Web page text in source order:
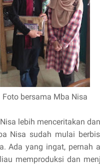
Foto bersama Mba Nisa
lebih menceritakan
Nisa sudah mulai
Ada yang ingat, pernah
memproduksi dan